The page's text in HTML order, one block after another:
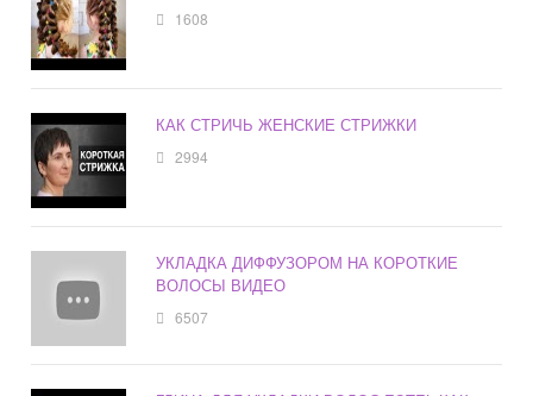
1608
КАК СТРИЧЬ ЖЕНСКИЕ СТРИЖКИ
2994
УКЛАДКА ДИФФУЗОРОМ НА КОРОТКИЕ
ВОЛОСЫ ВИДЕО
6507